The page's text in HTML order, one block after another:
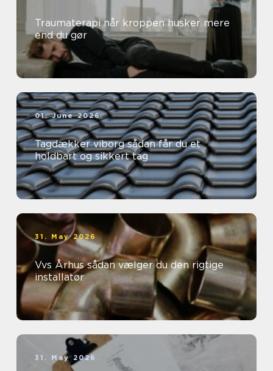
Traumaterapi når kroppen husker mere
end du gør
01. June 2026
Tagdækker viborg sådan får du et
holdbart og sikkert tag
31. May 2026
Vvs Århus sådan vælger du den rigtige
installatør
31. May 2026